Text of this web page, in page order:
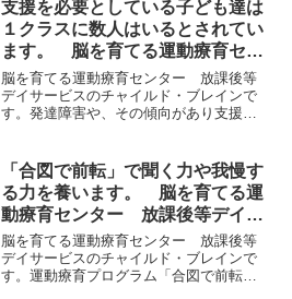
支援を必要としている子ども達は
１クラスに数人はいるとされてい
ます。 脳を育てる運動療育セン
ター 放課後等デイサービスのチ
ャイルド・ブレイン
脳を育てる運動療育センター 放課後等
デイサービスのチャイルド・ブレインで
す。発達障害や、その傾向があり支援を
も達がそれぞれに適切な支援を受けられ
ることが一番ですが、必ず...
「合図で前転」で聞く力や我慢す
る力を養います。 脳を育てる運
動療育センター 放課後等デイサ
ービスのチャイルド・ブレイン
脳を育てる運動療育センター 放課後等
デイサービスのチャイルド・ブレインで
す。運動療育プログラム「合図で前転」